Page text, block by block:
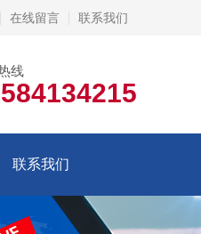
在线留言 联系我们
线
联系我们